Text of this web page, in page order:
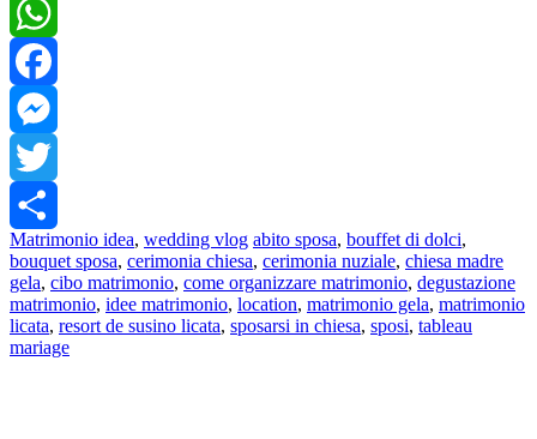
WhatsApp
Facebook
Messenger
Twitter
Share
Matrimonio idea, wedding vlog abito sposa, bouffet di dolci,
bouquet sposa, cerimonia chiesa, cerimonia nuziale, chiesa madre
gela, cibo matrimonio, come organizzare matrimonio, degustazione
matrimonio, idee matrimonio, location, matrimonio gela, matrimonio
licata, resort de susino licata, sposarsi in chiesa, sposi, tableau
mariage